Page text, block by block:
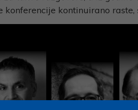
konferencije kontinuirano